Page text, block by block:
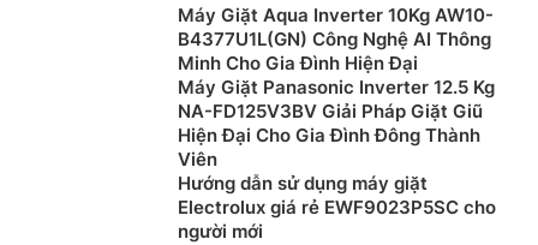
Máy Giặt Aqua Inverter 10Kg AW10-
B4377U1L(GN) Công Nghệ AI Thông
Minh Cho Gia Đình Hiện Đại
Máy Giặt Panasonic Inverter 12.5 Kg
NA-FD125V3BV Giải Pháp Giặt Giũ
Hiện Đại Cho Gia Đình Đông Thành
Viên
Hướng dẫn sử dụng máy giặt
Electrolux giá rẻ EWF9023P5SC cho
người mới